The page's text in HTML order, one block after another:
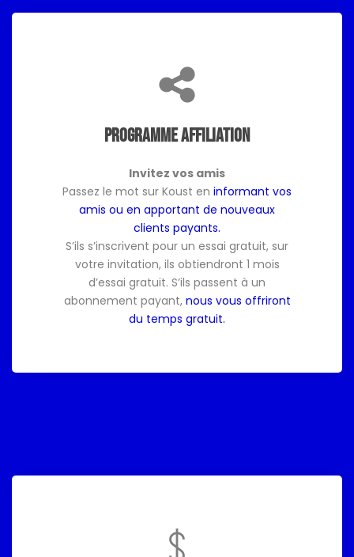
Programme affiliation
Invitez vos amis
Passez le mot sur Koust en informant vos
amis ou en apportant de nouveaux
clients payants.
S’ils s’inscrivent pour un essai gratuit, sur
votre invitation, ils obtiendront 1 mois
d’essai gratuit. S’ils passent à un
abonnement payant, nous vous offriront
du temps gratuit.